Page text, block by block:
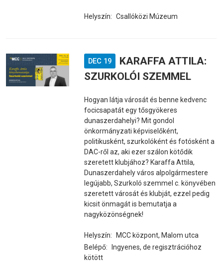
Helyszín: Csallóközi Múzeum
DEC 19
KARAFFA ATTILA:
SZURKOLÓI SZEMMEL
Hogyan látja városát és benne kedvenc
focicsapatát egy tősgyökeres
dunaszerdahelyi? Mit gondol
önkormányzati képviselőként,
politikusként, szurkolóként és fotósként a
DAC-ről az, aki ezer szálon kötődik
szeretett klubjához? Karaffa Attila,
Dunaszerdahely város alpolgármestere
legújabb, Szurkoló szemmel c. könyvében
szeretett városát és klubját, ezzel pedig
kicsit önmagát is bemutatja a
nagyközönségnek!
Helyszín:
MCC központ, Malom utca
Belépő:
Ingyenes, de regisztrációhoz
kötött